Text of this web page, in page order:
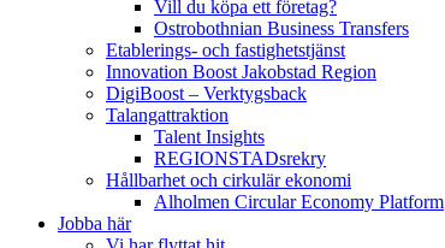
Vill du köpa ett företag?
Ostrobothnian Business Transfers
Etablerings- och fastighetstjänst
Innovation Boost Jakobstad Region
DigiBoost – Verktygsback
Talangattraktion
Talent Insights
REGIONSTADsrekry
Hållbarhet och cirkulär ekonomi
Alholmen Circular Economy Platform
Jobba här